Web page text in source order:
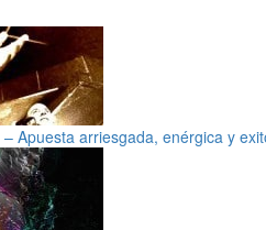
– Apuesta arriesgada, enérgica y